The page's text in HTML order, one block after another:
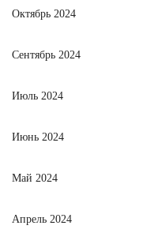
Октябрь 2024
Сентябрь 2024
Июль 2024
Июнь 2024
Май 2024
Апрель 2024